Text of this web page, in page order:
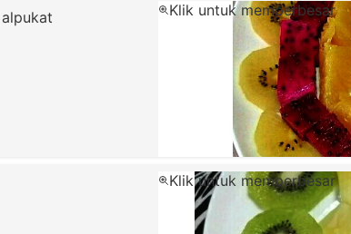
Klik untuk memperbesar
Klik untuk memperbesar